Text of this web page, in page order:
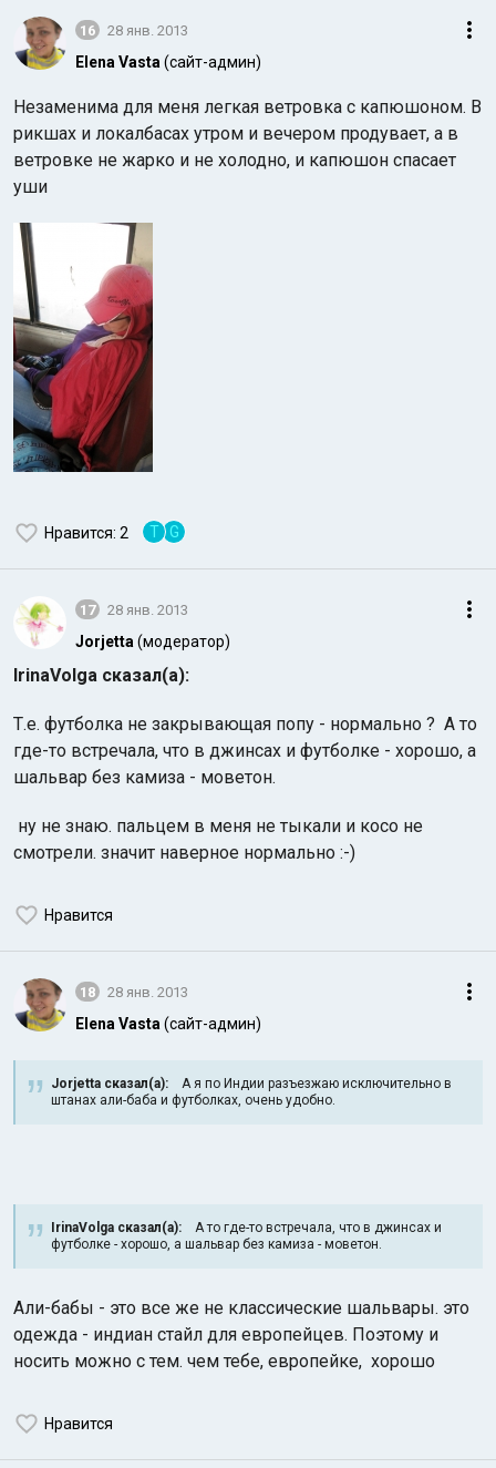
16 28 янв. 2013
Elena Vasta (сайт-админ)
Незаменима для меня легкая ветровка с капюшоном. В
рикшах и локалбасах утром и вечером продувает, а в
ветровке не жарко и не холодно, и капюшон спасает
уши
Нравится: 2 T G
17 28 янв. 2013
Jorjetta (модератор)
IrinaVolga сказал(а):
Т.е. футболка не закрывающая попу - нормально ? А то
где-то встречала, что в джинсах и футболке - хорошо, а
шальвар без камиза - моветон.
ну не знаю. пальцем в меня не тыкали и косо не
смотрели. значит наверное нормально :-)
Нравится
18 28 янв. 2013
Elena Vasta (сайт-админ)
Jorjetta сказал(а): А я по Индии разъезжаю исключительно в
штанах али-баба и футболках, очень удобно.
IrinaVolga сказал(а): А то где-то встречала, что в джинсах и
футболке - хорошо, а шальвар без камиза - моветон.
Али-бабы - это все же не классические шальвары. это
одежда - индиан стайл для европейцев. Поэтому и
носить можно с тем. чем тебе, европейке, хорошо
Нравится